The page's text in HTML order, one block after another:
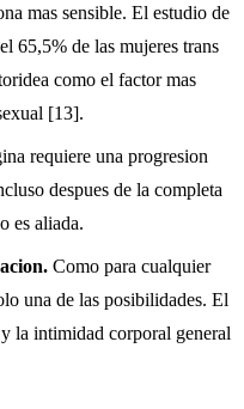
mas sensible. El estudio de
65,5% de las mujeres trans
como el factor mas
[13].
requiere una progresion
despues de la completa
es aliada.
Como para cualquier
una de las posibilidades. El
la intimidad corporal general